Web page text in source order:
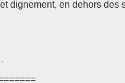
dignement, en dehors